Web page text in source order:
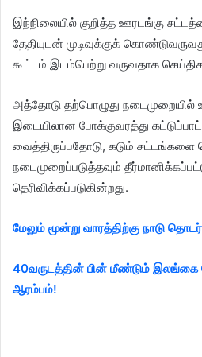
இந்நிலையில் குறித்த ஊரடங்கு
தேதியுடன் முடிவுக்குக்
கூட்டம் இடம்பெற்று வருவதாக
அத்தோடு தற்பொழுது நடைமுறையில்
இடையிலான போக்குவரத்து
வைத்திருப்பதோடு, கடும் சட்டங்களை
நடைமுறைப்படுத்தவும்
தெரிவிக்கப்படுகின்றது.
மேலும் மூன்று வாரத்திற்கு நாடு
40வருடத்தின் பின் மீண்டும் இலங்கை
ஆரம்பம்!